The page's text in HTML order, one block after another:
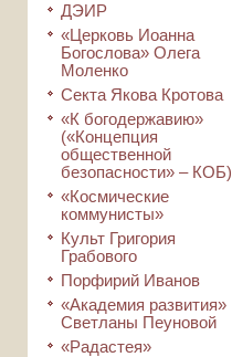
ДЭИР
«Церковь Иоанна
Богослова» Олега
Моленко
Секта Якова Кротова
«К богодержавию»
(«Концепция
общественной
безопасности» – КОБ)
«Космические
коммунисты»
Культ Григория
Грабового
Порфирий Иванов
«Академия развития»
Светланы Пеуновой
«Радастея»